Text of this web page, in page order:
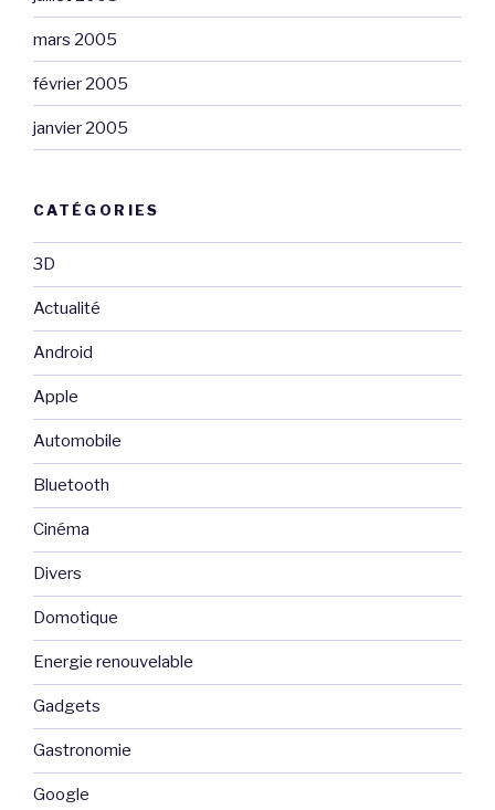
mars 2005
février 2005
janvier 2005
CATÉGORIES
3D
Actualité
Android
Apple
Automobile
Bluetooth
Cinéma
Divers
Domotique
Energie renouvelable
Gadgets
Gastronomie
Google